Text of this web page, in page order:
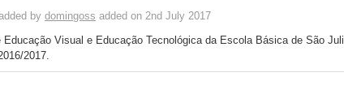
by domingoss added on 2nd July 2017
Visual e Educação Tecnológica da Escola Básica de São
2017.